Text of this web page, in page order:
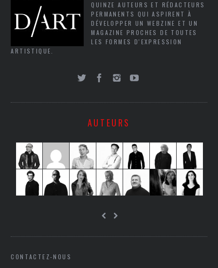
QUINZE AUTEURS ET RÉDACTEURS
PERMANENTS QUI ASPIRENT À
DÉVELOPPER UN WEBZINE ET UN
MAGAZINE PROCHES DE TOUTES
LES FORMES D'EXPRESSION
ARTISTIQUE.
AUTEURS
CONTACTEZ-NOUS